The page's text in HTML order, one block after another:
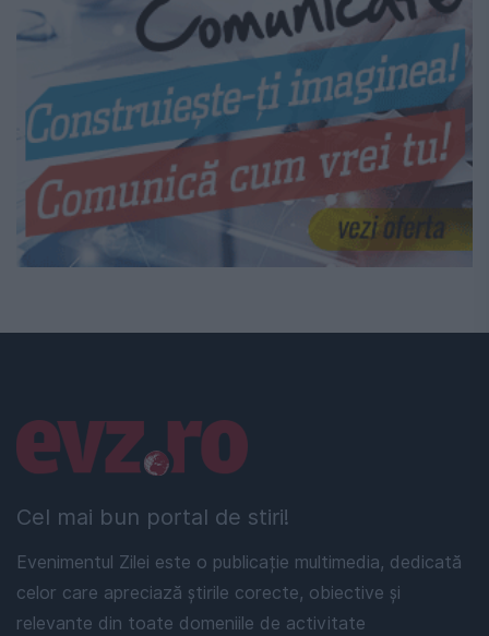
Cel mai bun portal de stiri!
Evenimentul Zilei este o publicație multimedia, dedicată
celor care apreciază știrile corecte, obiective și
relevante din toate domeniile de activitate
Linkuri utile